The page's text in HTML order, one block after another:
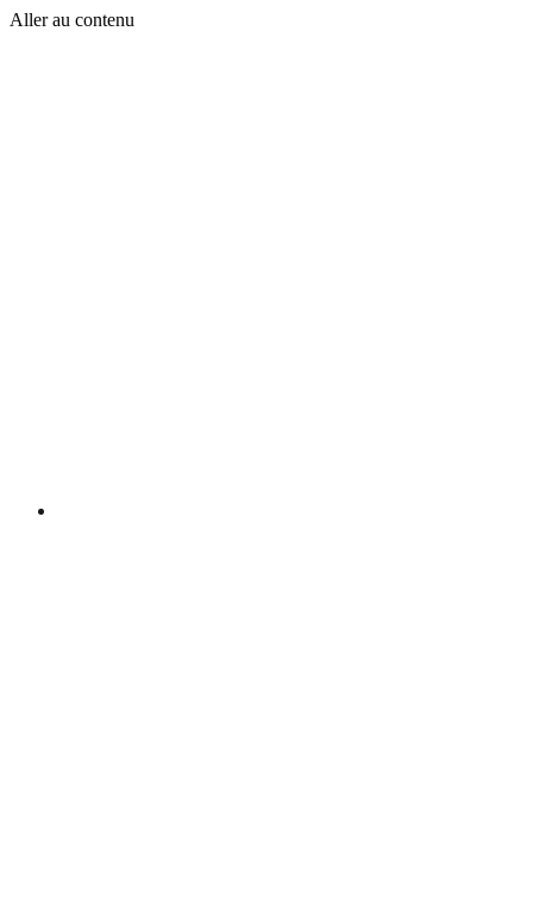
Aller au contenu